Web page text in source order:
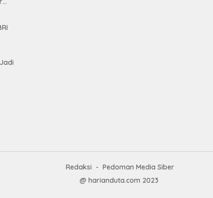
Redaksi
Pedoman Media Siber
@ harianduta.com 2023